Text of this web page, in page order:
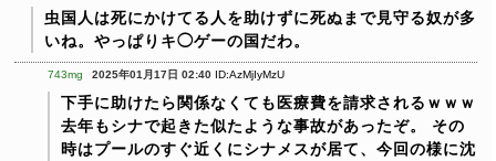
虫国人は死にかけてる人を助けずに死ぬまで見守る奴が多
いね。やっぱりキ◯ゲーの国だわ。
743mg 2025年01月17日 02:40 ID:AzMjIyMzU
下手に助けたら関係なくても医療費を請求されるｗｗｗ
去年もシナで起きた似たような事故があったぞ。
その
時はプールのすぐ近くにシナメスが居て、今回の様に沈